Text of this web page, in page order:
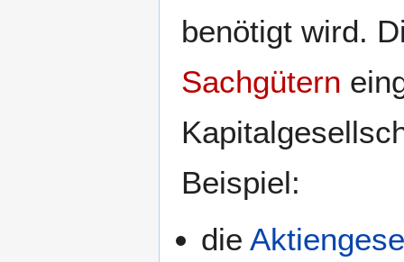
benötigt wird.
Sachgütern
Beispiel:
die